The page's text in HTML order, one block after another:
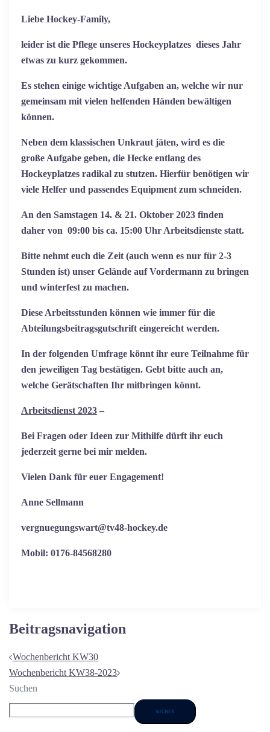
Liebe Hockey-Family,
leider ist die Pflege unseres Hockeyplatzes dieses Jahr
etwas zu kurz gekommen.
Es stehen einige wichtige Aufgaben an, welche wir nur
gemeinsam mit vielen helfenden Händen bewältigen
können.
Neben dem klassischen Unkraut jäten, wird es die
große Aufgabe geben, die Hecke entlang des
Hockeyplatzes radikal zu stutzen. Hierfür benötigen wir
viele Helfer und passendes Equipment zum schneiden.
An den Samstagen 14. & 21. Oktober 2023 finden
daher von 09:00 bis ca. 15:00 Uhr Arbeitsdienste statt.
Bitte nehmt euch die Zeit (auch wenn es nur für 2-3
Stunden ist) unser Gelände auf Vordermann zu bringen
und winterfest zu machen.
Diese Arbeitsstunden können wie immer für die
Abteilungsbeitragsgutschrift eingereicht werden.
In der folgenden Umfrage könnt ihr eure Teilnahme für
den jeweiligen Tag bestätigen. Gebt bitte auch an,
welche Gerätschaften Ihr mitbringen könnt.
Arbeitsdienst 2023 –
Bei Fragen oder Ideen zur Mithilfe dürft ihr euch
jederzeit gerne bei mir melden.
Vielen Dank für euer Engagement!
Anne Sellmann
vergnuegungswart@tv48-hockey.de
Mobil: 0176-84568280
Beitragsnavigation
Wochenbericht KW30
Wochenbericht KW38-2023
Suchen
SUCHEN